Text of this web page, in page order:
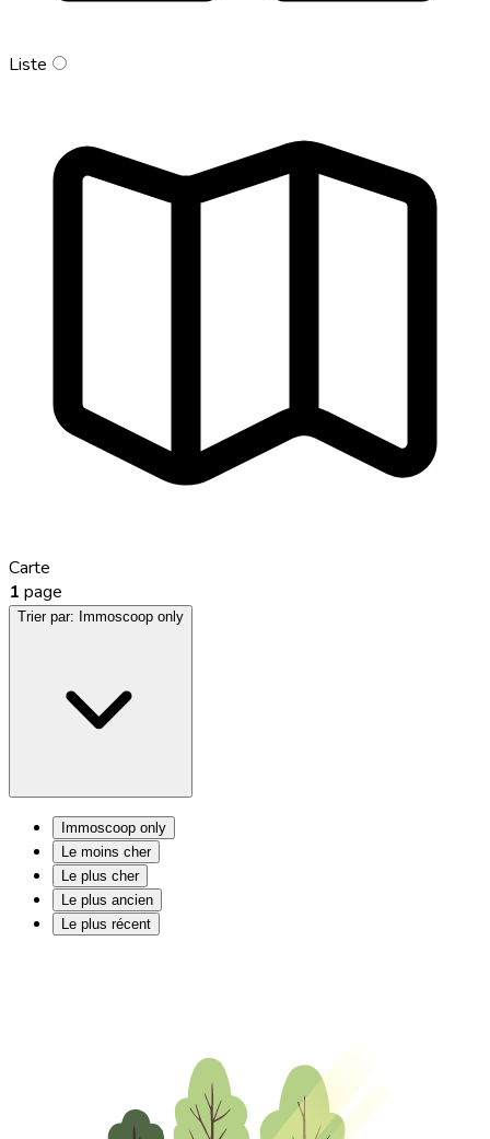
Liste
Carte
1 page
Trier par: Immoscoop only
Immoscoop only
Le moins cher
Le plus cher
Le plus ancien
Le plus récent